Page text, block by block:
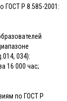
ГОСТ Р 8.585-2001:
034):
16 000 час;
по ГОСТ Р